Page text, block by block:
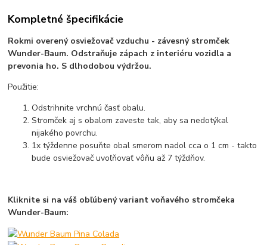
Kompletné špecifikácie
Rokmi overený osviežovač vzduchu - závesný stromček
Wunder-Baum. Odstraňuje zápach z interiéru vozidla a
prevonia ho. S dlhodobou výdržou.
Použitie:
Odstrihnite vrchnú časť obalu.
Stromček aj s obalom zaveste tak, aby sa nedotýkal
nijakého povrchu.
1x týždenne posuňte obal smerom nadol cca o 1 cm - takto
bude osviežovač uvoľňovať vôňu až 7 týždňov.
Kliknite si na váš obľúbený variant voňavého stromčeka
Wunder-Baum: